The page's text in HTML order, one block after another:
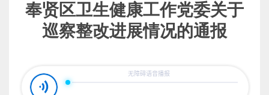
奉贤区卫生健康工作党委关于
巡察整改进展情况的通报